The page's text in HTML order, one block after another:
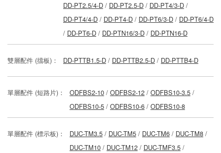
DD-PT2.5/4-D / DD-PT2.5-D / DD-PT4/3-D /
DD-PT4/4-D / DD-PT4-D / DD-PT6/3-D / DD-PT6/4-D
/ DD-PT6-D / DD-PTN16/3-D / DD-PTN16-D
雙層配件 (擋板)： DD-PTTB1.5-D / DD-PTTB2.5-D / DD-PTTB4-D
單層配件 (短路片)： ODFBS2-10 / ODFBS2-12 / ODFBS10-3.5 /
ODFBS10-5 / ODFBS10-6 / ODFBS10-8
單層配件 (標示板)： DUC-TM3.5 / DUC-TM5 / DUC-TM6 / DUC-TM8 /
DUC-TM10 / DUC-TM12 / DUC-TMF3.5 /